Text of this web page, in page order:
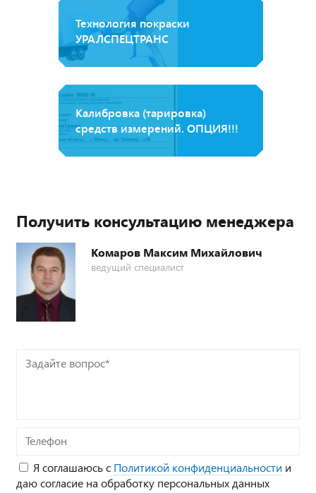
Технология покраски
УРАЛСПЕЦТРАНС
Калибровка (тарировка)
средств измерений. ОПЦИЯ!!!
Получить консультацию менеджера
Комаров Максим Михайлович
ведущий специалист
Задайте
вопрос*
Телефон
Я соглашаюсь с Политикой конфиденциальности и
даю согласие на обработку персональных данных